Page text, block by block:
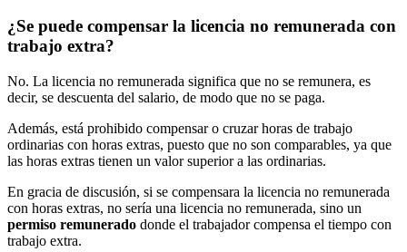
¿Se puede compensar la licencia no remunerada con
trabajo extra?
No. La licencia no remunerada significa que no se remunera, es
decir, se descuenta del salario, de modo que no se paga.
Además, está prohibido compensar o cruzar horas de trabajo
ordinarias con horas extras, puesto que no son comparables, ya que
las horas extras tienen un valor superior a las ordinarias.
En gracia de discusión, si se compensara la licencia no remunerada
con horas extras, no sería una licencia no remunerada, sino un
permiso remunerado donde el trabajador compensa el tiempo con
trabajo extra.